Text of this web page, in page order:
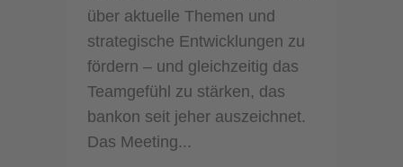
über aktuelle Themen und
strategische Entwicklungen zu
fördern – und gleichzeitig das
Teamgefühl zu stärken, das
bankon seit jeher auszeichnet.
Das Meeting...